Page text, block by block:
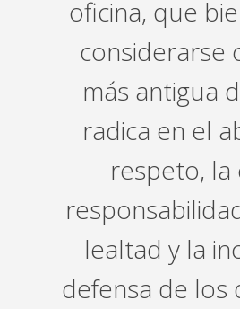
oficina, que
considerarse
más antigua
radica en el
respeto, la
lealtad y la
defensa de los